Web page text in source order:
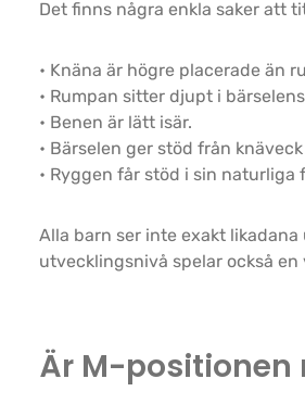
Det finns några enkla saker att
• Knäna är högre placerade än
• Rumpan sitter djupt i
• Benen är lätt isär.
• Bärselen ger stöd från
• Ryggen får stöd i sin naturliga
Alla barn ser inte exakt
utvecklingsnivå spelar också en
Är M-positionen